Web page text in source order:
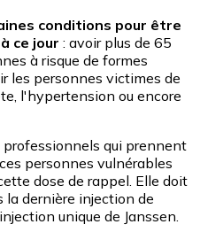
conditions pour être
ce jour : avoir plus de 65
à risque de formes
les personnes victimes de
l'hypertension ou encore
qui prennent
personnes vulnérables
dose de rappel. Elle doit
la dernière injection de
unique de Janssen.